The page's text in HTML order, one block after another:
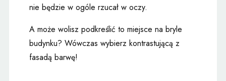
nie będzie w ogóle rzucał w oczy.
A może wolisz podkreślić to miejsce na bryle
budynku? Wówczas wybierz kontrastującą z
fasadą barwę!